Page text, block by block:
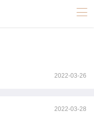
2022-03-26
2022-03-28